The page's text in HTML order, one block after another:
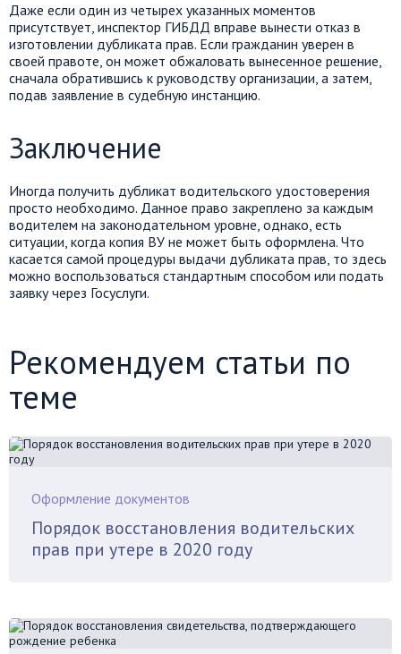
Даже если один из четырех указанных моментов
присутствует, инспектор ГИБДД вправе вынести отказ в
изготовлении дубликата прав. Если гражданин уверен в
своей правоте, он может обжаловать вынесенное решение,
сначала обратившись к руководству организации, а затем,
подав заявление в судебную инстанцию.
Заключение
Иногда получить дубликат водительского удостоверения
просто необходимо. Данное право закреплено за каждым
водителем на законодательном уровне, однако, есть
ситуации, когда копия ВУ не может быть оформлена. Что
касается самой процедуры выдачи дубликата прав, то здесь
можно воспользоваться стандартным способом или подать
заявку через Госуслуги.
Рекомендуем статьи по
теме
Оформление документов
Порядок восстановления водительских
прав при утере в 2020 году